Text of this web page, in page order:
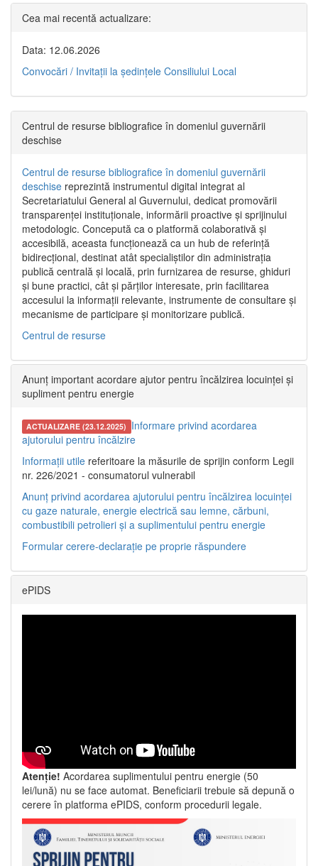
Cea mai recentă actualizare:
Data: 12.06.2026
Convocări / Invitaţii la şedinţele Consiliului Local
Centrul de resurse bibliografice în domeniul guvernării
deschise
Centrul de resurse bibliografice în domeniul guvernării
deschise reprezintă instrumentul digital integrat al
Secretariatului General al Guvernului, dedicat promovării
transparenței instituționale, informării proactive și sprijinului
metodologic. Concepută ca o platformă colaborativă și
accesibilă, aceasta funcționează ca un hub de referință
bidirecțional, destinat atât specialiștilor din administrația
publică centrală și locală, prin furnizarea de resurse, ghiduri
și bune practici, cât și părților interesate, prin facilitarea
accesului la informații relevante, instrumente de consultare și
mecanisme de participare și monitorizare publică.
Centrul de resurse
Anunț important acordare ajutor pentru încălzirea locuinței și
supliment pentru energie
ACTUALIZARE (23.12.2025) Informare privind acordarea
ajutorului pentru încălzire
Informații utile referitoare la măsurile de sprijin conform Legii
nr. 226/2021 - consumatorul vulnerabil
Anunț privind acordarea ajutorului pentru încălzirea locuinței
cu gaze naturale, energie electrică sau lemne, cărbuni,
combustibili petrolieri și a suplimentului pentru energie
Formular cerere-declarație pe proprie răspundere
ePIDS
Atenție! Acordarea suplimentului pentru energie (50
lei/lună) nu se face automat. Beneficiarii trebuie să depună o
cerere în platforma ePIDS, conform procedurii legale.